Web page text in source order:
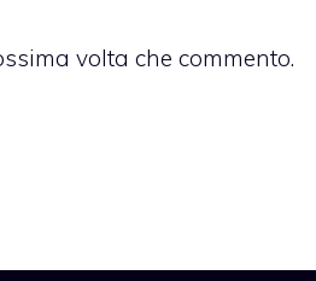
volta che commento.